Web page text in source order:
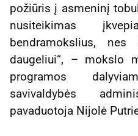
požiūris į asmeninį
nusiteikimas
bendramokslius,
daugeliui“, – mokslo
programos
savivaldybės
pavaduotoja Nijolė